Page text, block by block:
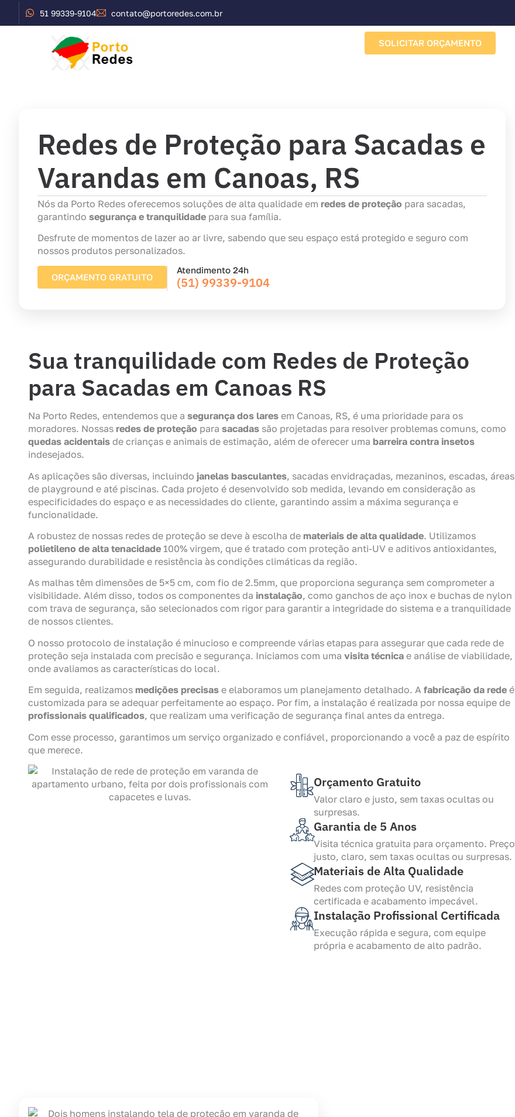
51 99339-9104 contato@portoredes.com.br
SOLICITAR ORÇAMENTO
Redes de Proteção para Sacadas e
Varandas em Canoas, RS
Nós da Porto Redes oferecemos soluções de alta qualidade em redes de proteção para sacadas,
garantindo segurança e tranquilidade para sua família.
Desfrute de momentos de lazer ao ar livre, sabendo que seu espaço está protegido e seguro com
nossos produtos personalizados.
ORÇAMENTO GRATUITO
Atendimento 24h
(51) 99339-9104
Sua tranquilidade com Redes de Proteção
para Sacadas em Canoas RS
Na Porto Redes, entendemos que a segurança dos lares em Canoas, RS, é uma prioridade para os
moradores. Nossas redes de proteção para sacadas são projetadas para resolver problemas comuns, como
quedas acidentais de crianças e animais de estimação, além de oferecer uma barreira contra insetos
indesejados.
As aplicações são diversas, incluindo janelas basculantes, sacadas envidraçadas, mezaninos, escadas, áreas
de playground e até piscinas. Cada projeto é desenvolvido sob medida, levando em consideração as
especificidades do espaço e as necessidades do cliente, garantindo assim a máxima segurança e
funcionalidade.
A robustez de nossas redes de proteção se deve à escolha de materiais de alta qualidade. Utilizamos
polietileno de alta tenacidade 100% virgem, que é tratado com proteção anti-UV e aditivos antioxidantes,
assegurando durabilidade e resistência às condições climáticas da região.
As malhas têm dimensões de 5×5 cm, com fio de 2.5mm, que proporciona segurança sem comprometer a
visibilidade. Além disso, todos os componentes da instalação, como ganchos de aço inox e buchas de nylon
com trava de segurança, são selecionados com rigor para garantir a integridade do sistema e a tranquilidade
de nossos clientes.
O nosso protocolo de instalação é minucioso e compreende várias etapas para assegurar que cada rede de
proteção seja instalada com precisão e segurança. Iniciamos com uma visita técnica e análise de viabilidade,
onde avaliamos as características do local.
Em seguida, realizamos medições precisas e elaboramos um planejamento detalhado. A fabricação da rede é
customizada para se adequar perfeitamente ao espaço. Por fim, a instalação é realizada por nossa equipe de
profissionais qualificados, que realizam uma verificação de segurança final antes da entrega.
Com esse processo, garantimos um serviço organizado e confiável, proporcionando a você a paz de espírito
que merece.
Orçamento Gratuito
Valor claro e justo, sem taxas ocultas ou
surpresas.
Garantia de 5 Anos
Visita técnica gratuita para orçamento. Preço
justo, claro, sem taxas ocultas ou surpresas.
Materiais de Alta Qualidade
Redes com proteção UV, resistência
certificada e acabamento impecável.
Instalação Profissional Certificada
Execução rápida e segura, com equipe
própria e acabamento de alto padrão.